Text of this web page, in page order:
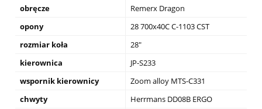
obręcze
Remerx Dragon
opony
28 700x40C C-1103 CST
rozmiar koła
28"
kierownica
JP-S233
wspornik kierownicy
Zoom alloy MTS-C331
chwyty
Herrmans DD08B ERGO